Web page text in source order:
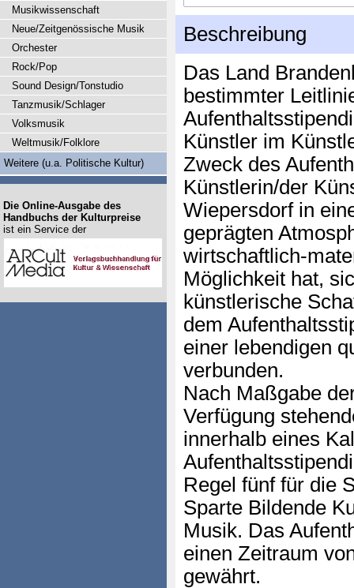
Beschreibung
Das Land
bestimmter
Künstler im
Zweck des
Künstlerin/der
Wiepersdorf in
geprägten
wirtschaftlich-
Möglichkeit hat,
künstlerische
dem
einer lebendigen
verbunden.
Nach Maßgabe
Verfügung
innerhalb eines
Regel fünf für die
Sparte Bildende
Musik. Das
einen Zeitraum
gewährt.
Musikwissenschaft
Neue/Zeitgenössische Musik
Orchester
Rock/Pop
Sound Design/Tonstudio
Tanzmusik/Schlager
Volksmusik
Weltmusik/Folklore
Weitere (u.a. Politische Kultur)
Die Online-Ausgabe des
Handbuchs der Kulturpreise
ist ein Service der